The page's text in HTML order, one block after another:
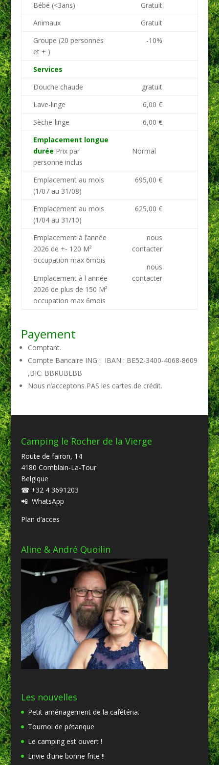
Bébé (<3ans)
Gratuit
Animaux
Gratuit
Groupe (20 personnes
et + )
-10%
Services
Douche chaude
gratuit
Lave-linge
6,00 €
Sèche-linge
6,00 €
Emplacement longue
durée Prix par
personne inclus
Normal
Emplacement au mois
(1/07 au 31/08)
695,00 €
Emplacement au mois
(1/04 au 31/10)
625,00 €
Emplacement à l’année
2026 de +- 120 M²
occupation max 6mois
Emplacement à l année
2026 de plus de 150 M²
occupation max 6mois
nous
contacter
nous
contacter
Payement
Comptant.
Compte Bancaire ING : IBAN : BE52-3400-4068-8609
,BIC: BBRUBEBB
Nous n’acceptons PAS les cartes de crédit.
Camping le Rocher de la Vierge
Route de fairon, 14
4180 Comblain-La-Tour
Belgique
☎ +32 4 3691203
📲 WhatsApp
Plan d’acces
Aline & André Quoilin
Les nouvelles
Petit aménagement de la cafétéria.
Tournoi de pétanque
Le camping est ouvert !
Envie d’une bonne frite !!